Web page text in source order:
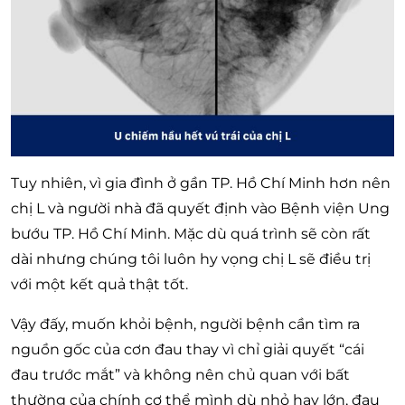
Tuy nhiên, vì gia đình ở gần TP. Hồ Chí Minh hơn nên
chị L và người nhà đã quyết định vào Bệnh viện Ung
bướu TP. Hồ Chí Minh. Mặc dù quá trình sẽ còn rất
dài nhưng chúng tôi luôn hy vọng chị L sẽ điều trị
với một kết quả thật tốt.
Vậy đấy, muốn khỏi bệnh, người bệnh cần tìm ra
nguồn gốc của cơn đau thay vì chỉ giải quyết “cái
đau trước mắt” và không nên chủ quan với bất
thường của chính cơ thể mình dù nhỏ hay lớn, đau